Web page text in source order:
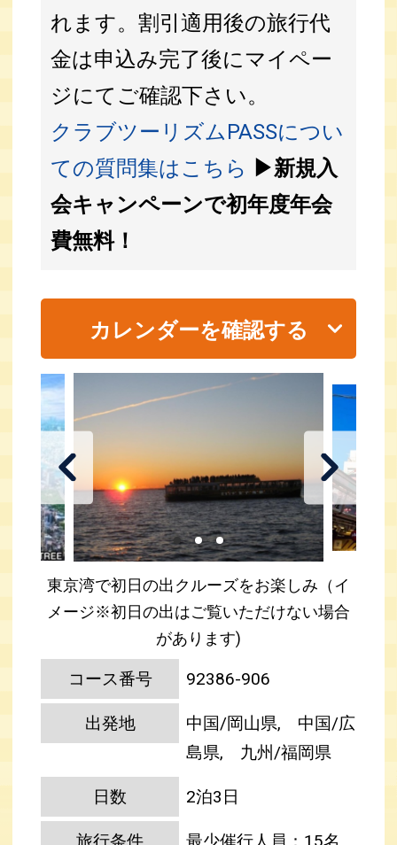
れます。割引適用後の旅行代
金は申込み完了後にマイペー
ジにてご確認下さい。
クラブツーリズムPASSについ
ての質問集はこちら ▶新規入
会キャンペーンで初年度年会
費無料！
カレンダーを確認する
東京湾で初日の出クルーズをお楽しみ（イ
メージ※初日の出はご覧いただけない場合
があります)
コース番号 92386-906
出発地
中国/岡山県, 中国/広
島県, 九州/福岡県
日数 2泊3日